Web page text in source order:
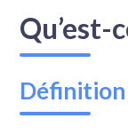
Qu’est-